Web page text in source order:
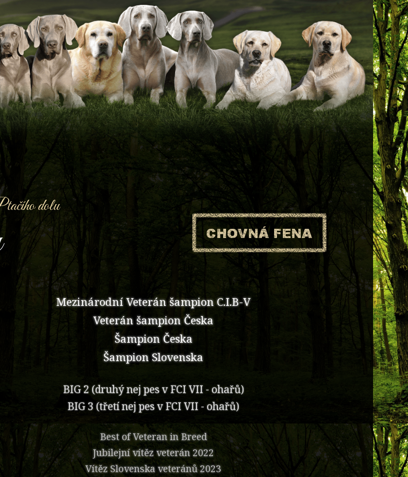
dolu
Mezinárodní Veterán šampion C.I.B-V
Veterán šampion Česka
Šampion Česka
Šampion Slovenska
BIG 2 (druhý nej pes v FCI VII - ohařů)
BIG 3 (třetí nej pes v FCI VII - ohařů)
Best of Veteran in Breed
Jubilejní vítěz veterán 2022
Vítěz Slovenska veteránů 2023